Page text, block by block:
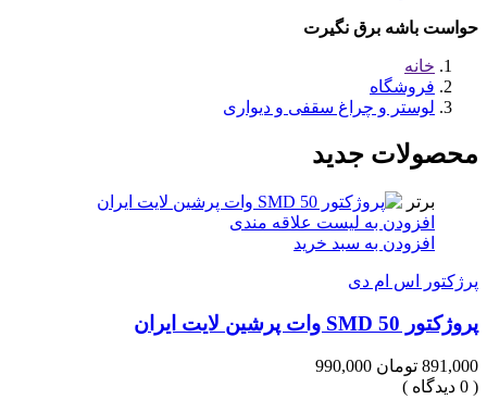
حواست باشه برق نگیرت
خانه
فروشگاه
لوستر و چراغ سقفی و دیواری
محصولات جدید
برتر
افزودن به لیست علاقه مندی
افزودن به سبد خرید
پرژکتور اس ام دی
پروژکتور SMD 50 وات پرشین لایت ایران
891,000 تومان
990,000
( 0 دیدگاه )